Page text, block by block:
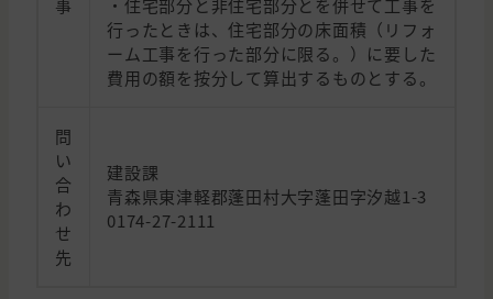
行ったときは、住宅部分の床面積（リフォ
ーム工事を行った部分に限る。）に要した
費用の額を按分して算出するものとする。
問
い
合
わ
せ
先
建設課
青森県東津軽郡蓬田村大字蓬田字汐越1-3
0174-27-2111